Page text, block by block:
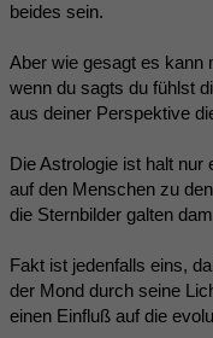
beides sein.
Aber wie gesagt es kann
wenn du sagts du fühlst
aus deiner Perspektive
Die Astrologie ist halt
auf den Menschen zu
die Sternbilder galten
Fakt ist jedenfalls eins,
der Mond durch seine
einen Einfluß auf die